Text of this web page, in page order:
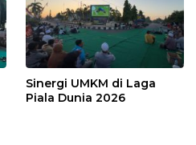
Sinergi UMKM di Laga
Piala Dunia 2026